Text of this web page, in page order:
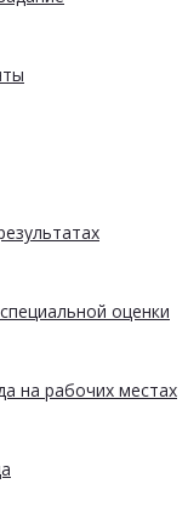
оценки
на рабочих местах